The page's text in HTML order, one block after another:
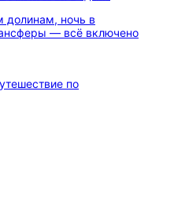
долинам, ночь в
— всё включено